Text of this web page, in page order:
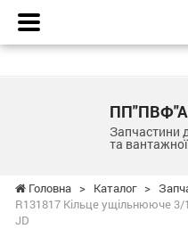
Запчастини
та вантажної
Головна > Каталог >
R131817 Кільце ущільнююче 3/
JD